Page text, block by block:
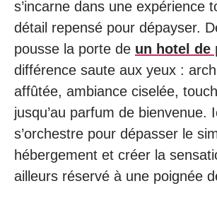
s’incarne dans une expérience
détail repensé pour dépayser.
pousse la porte de un hotel de
différence saute aux yeux :
affûtée, ambiance ciselée,
jusqu’au parfum de bienvenue.
s’orchestre pour dépasser le
hébergement et créer la
ailleurs réservé à une poignée